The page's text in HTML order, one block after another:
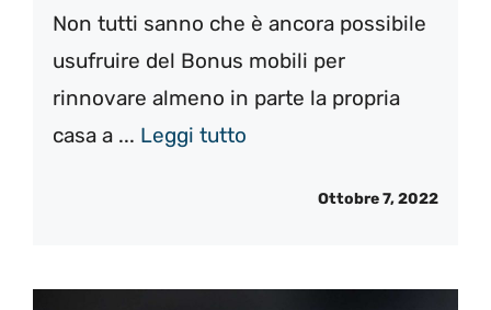
Non tutti sanno che è ancora possibile
usufruire del Bonus mobili per
rinnovare almeno in parte la propria
casa a ... Leggi tutto
Ottobre 7, 2022